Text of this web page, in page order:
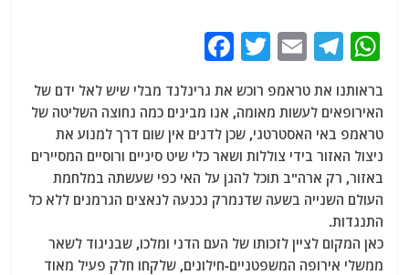
W
at
s
A
p
p
T
e
g
ra
m
E
ai
l
T
itt
er
c
e
b
o
k
בראותנו את טראמפ רוכש את גרינלנד מבלי שיש לאל ידם של
האירופאים לעשות מאומה, אנו מבינים כמה נחוצה השליטה של
טראמפ באי האסטרטגי, שכן לדנים אין שום דרך למנוע את
ניצול האזור בידי צוללות ושאר כלי שיט סיניים ורוסיים המסיירים
באזור, רק ארה"ב תוכל להגן על האי כפי שעשתה במלחמת
העולם השנייה בשעה שדנמרק נכנעה לנאצים הגרמנים ללא כל
התנגדות.
כאן המקום לציין לזכותו של העם הדני ומלכו, שבניגוד לשאר
ממשלי אירופה המשפטניים-חילונים, שלקחו חלק פעיל מאוד